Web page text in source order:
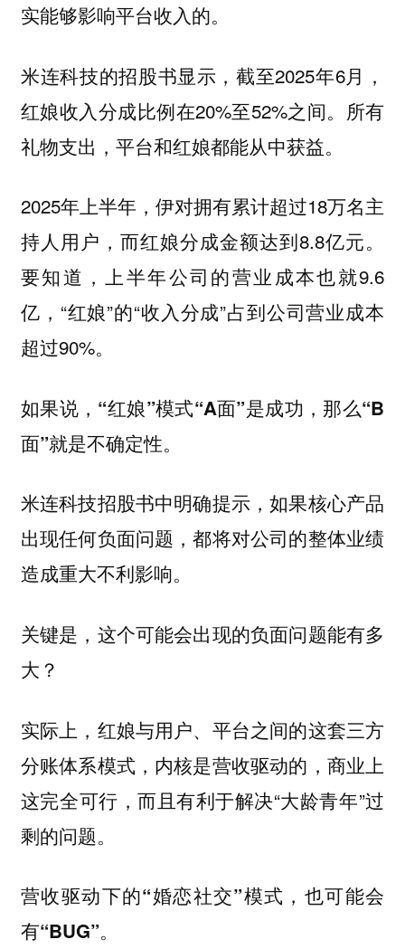
实能够影响平台收入的。
米连科技的招股书显示，截至2025年6月，
红娘收入分成比例在20%至52%之间。所有
礼物支出，平台和红娘都能从中获益。
2025年上半年，伊对拥有累计超过18万名主
持人用户，而红娘分成金额达到8.8亿元。
要知道，上半年公司的营业成本也就9.6
亿，“红娘”的“收入分成”占到公司营业成本
超过90%。
如果说，“红娘”模式“A面”是成功，那么“B
面”就是不确定性。
米连科技招股书中明确提示，如果核心产品
出现任何负面问题，都将对公司的整体业绩
造成重大不利影响。
关键是，这个可能会出现的负面问题能有多
大？
实际上，红娘与用户、平台之间的这套三方
分账体系模式，内核是营收驱动的，商业上
这完全可行，而且有利于解决“大龄青年”过
剩的问题。
营收驱动下的“婚恋社交”模式，也可能会
有“BUG”。